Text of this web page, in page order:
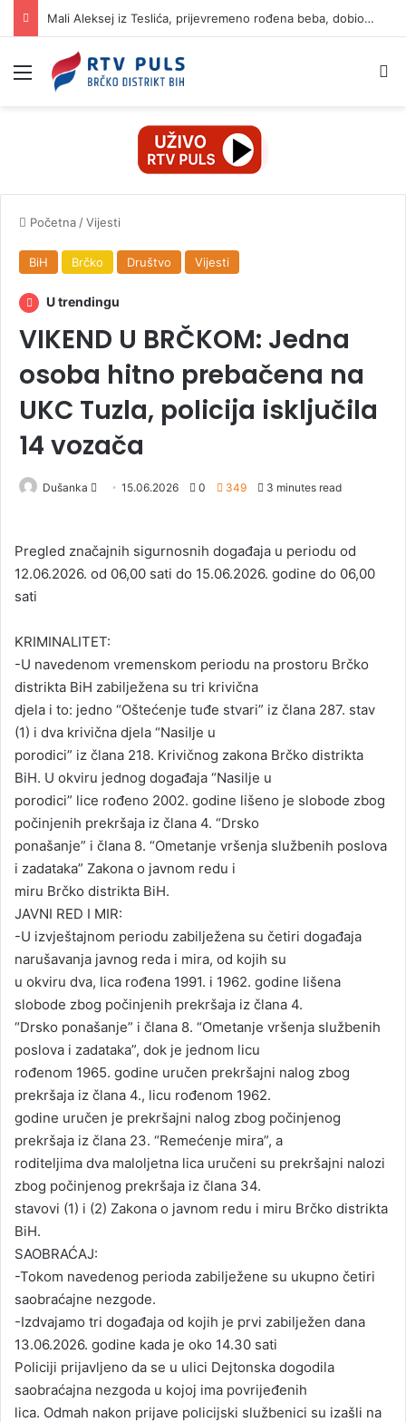
Mali Aleksej iz Teslića, prijevremeno rođena beba, dobio životnu bitku na UKC-u Srpske
Izbornik
Početna /Vijesti
BiH Brčko Društvo Vijesti
U trendingu
VIKEND U BRČKOM: Jedna
osoba hitno prebačena na
UKC Tuzla, policija isključila
14 vozača
Dušanka
d
a
m
a
i
l
15.06.2026 0 349 3 minutes read
Pregled značajnih sigurnosnih događaja u periodu od
12.06.2026. od 06,00 sati do 15.06.2026. godine do 06,00
sati
KRIMINALITET:
-U navedenom vremenskom periodu na prostoru Brčko
distrikta BiH zabilježena su tri krivična
djela i to: jedno “Oštećenje tuđe stvari” iz člana 287. stav
(1) i dva krivična djela “Nasilje u
porodici” iz člana 218. Krivičnog zakona Brčko distrikta
BiH. U okviru jednog događaja “Nasilje u
porodici” lice rođeno 2002. godine lišeno je slobode zbog
počinjenih prekršaja iz člana 4. “Drsko
ponašanje” i člana 8. “Ometanje vršenja službenih poslova
i zadataka” Zakona o javnom redu i
miru Brčko distrikta BiH.
JAVNI RED I MIR:
-U izvještajnom periodu zabilježena su četiri događaja
narušavanja javnog reda i mira, od kojih su
u okviru dva, lica rođena 1991. i 1962. godine lišena
slobode zbog počinjenih prekršaja iz člana 4.
“Drsko ponašanje” i člana 8. “Ometanje vršenja službenih
poslova i zadataka”, dok je jednom licu
rođenom 1965. godine uručen prekršajni nalog zbog
prekršaja iz člana 4., licu rođenom 1962.
godine uručen je prekršajni nalog zbog počinjenog
prekršaja iz člana 23. “Remećenje mira”, a
roditeljima dva maloljetna lica uručeni su prekršajni nalozi
zbog počinjenog prekršaja iz člana 34.
stavovi (1) i (2) Zakona o javnom redu i miru Brčko distrikta
BiH.
SAOBRAĆAJ:
-Tokom navedenog perioda zabilježene su ukupno četiri
saobraćajne nezgode.
-Izdvajamo tri događaja od kojih je prvi zabilježen dana
13.06.2026. godine kada je oko 14.30 sati
Policiji prijavljeno da se u ulici Dejtonska dogodila
saobraćajna nezgoda u kojoj ima povrijeđenih
lica. Odmah nakon prijave policijski službenici su izašli na